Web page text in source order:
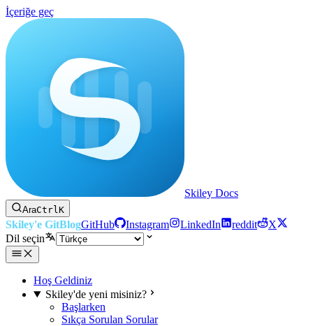
İçeriğe geç
Skiley Docs
AraCtrlK
Skiley'e GitBlogGitHub Instagram LinkedIn reddit
X
Dil seçin
Hoş Geldiniz
Skiley'de yeni misiniz?
Başlarken
Sıkça Sorulan Sorular